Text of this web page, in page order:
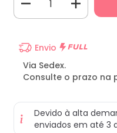
Envio
Via Sedex.
Consulte o prazo na
Devido à alta
enviados em até 3